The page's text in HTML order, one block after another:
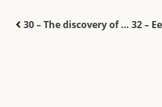
30 – The discovery of the mystery behind the national anthem Indonesia Raya